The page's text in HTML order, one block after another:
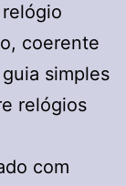
coerente
simples
relógios
com